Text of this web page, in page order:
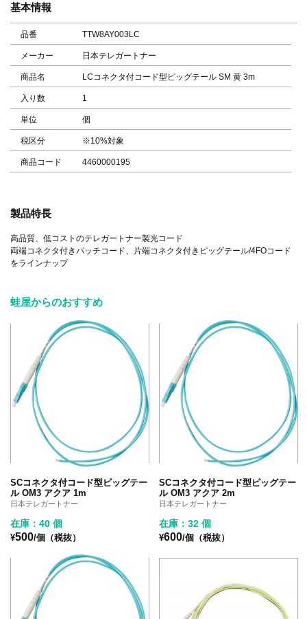
基本情報
品番 TTW8AY003LC
メーカー 日本テレガートナー
商品名 LCコネクタ付コード型ピッグテール SM 黄 3m
入り数 1
単位 個
税区分 ※10%対象
商品コード 4460000195
製品特長
高品質、低コストのテレガートナー製光コード
両端コネクタ付きパッチコード、片端コネクタ付きピッグテール/4FOコード
をラインナップ
蛙屋からのおすすめ
SCコネクタ付コード型ピッグテー
ル OM3 アクア 1m
日本テレガートナー
在庫：40 個
¥500/個（税抜）
SCコネクタ付コード型ピッグテー
ル OM3 アクア 2m
日本テレガートナー
在庫：32 個
¥600/個（税抜）